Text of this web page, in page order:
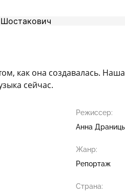
как она создавалась.
сейчас.
Режиссер:
Анна
Жанр:
Репортаж
Страна: